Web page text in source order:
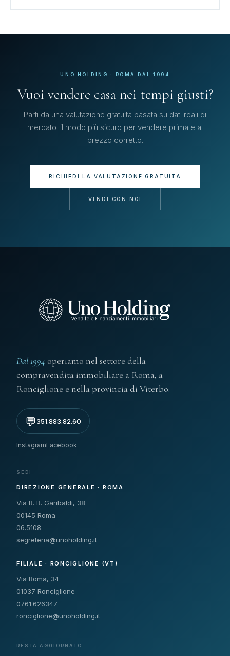
UNO HOLDING · ROMA DAL 1994
Vuoi vendere casa nei tempi giusti?
Parti da una valutazione gratuita basata su dati reali di
mercato: il modo più sicuro per vendere prima e al
prezzo corretto.
RICHIEDI LA VALUTAZIONE GRATUITA
VENDI CON NOI
Dal 1994 operiamo nel settore della
compravendita immobiliare a Roma, a
Ronciglione e nella provincia di Viterbo.
💬351.883.82.60
InstagramFacebook
SEDI
DIREZIONE GENERALE · ROMA
Via R. R. Garibaldi, 38
00145 Roma
06.5108
segreteria@unoholding.it
FILIALE · RONCIGLIONE (VT)
Via Roma, 34
01037 Ronciglione
0761.626347
ronciglione@unoholding.it
RESTA AGGIORNATO